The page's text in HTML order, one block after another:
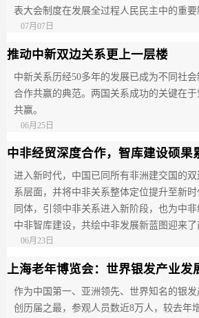
表大会制度在发展全过程人民民主中的重要
07月07日
推动中新双边关系更上一层楼
中新关系历经50多年的发展已成为不同社
合作共赢的典范。两国关系成功的关键在于
共赢。
06月25日
中非经贸深度合作，智库建设硕果
进入新时代，中国已同所有非洲建交国的
系层面，并将中非关系整体定位提升至新
同体，引领中非关系进入新阶段，也为中
中非智库建设，共绘中非发展新蓝图迎来了
06月23日
上海老年博览会：世界银发产业发
作为中国第一、亚洲领先、世界知名的银
创历届之最，参观人员数近8万人，较去年